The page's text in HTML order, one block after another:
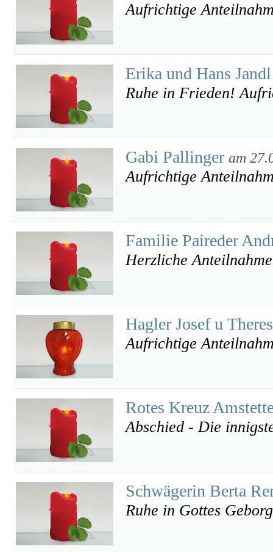
Aufrichtige
Erika und Hans
Ruhe in Frieden!
Gabi Pallinger am
Aufrichtige
Familie Paireder
Herzliche
Hagler Josef u
Aufrichtige
Rotes Kreuz
Abschied - Die
Schwägerin Berta
Ruhe in Gottes